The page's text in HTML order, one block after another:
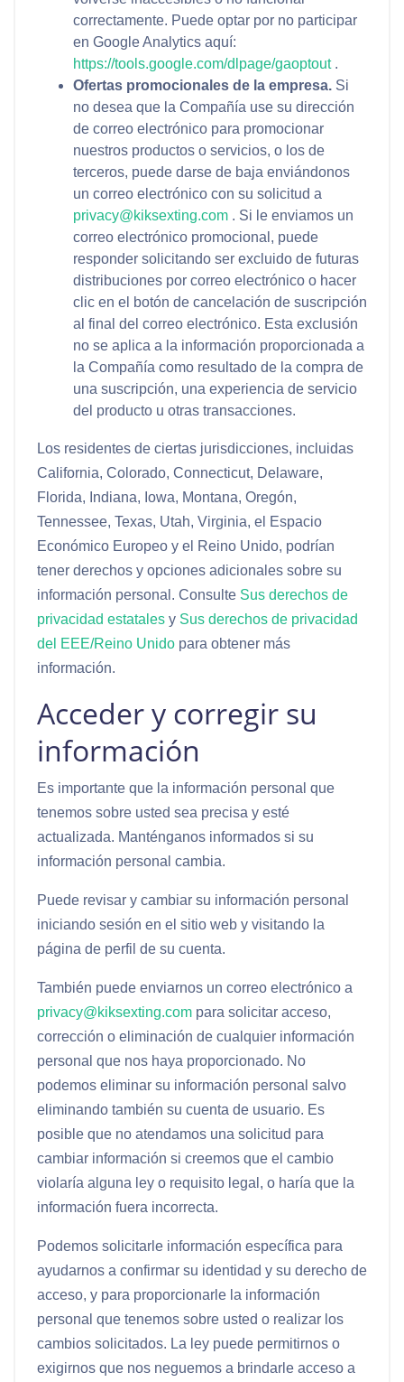
correctamente. Puede optar por no participar
en Google Analytics aquí:
https://tools.google.com/dlpage/gaoptout .
Ofertas promocionales de la empresa.Si
no desea que la Compañía use su dirección
de correo electrónico para promocionar
nuestros productos o servicios, o los de
terceros, puede darse de baja enviándonos
un correo electrónico con su solicitud a
privacy@kiksexting.com . Si le enviamos un
correo electrónico promocional, puede
responder solicitando ser excluido de futuras
distribuciones por correo electrónico o hacer
clic en el botón de cancelación de suscripción
al final del correo electrónico. Esta exclusión
no se aplica a la información proporcionada a
la Compañía como resultado de la compra de
una suscripción, una experiencia de servicio
del producto u otras transacciones.
Los residentes de ciertas jurisdicciones, incluidas
California, Colorado, Connecticut, Delaware,
Florida, Indiana, Iowa, Montana, Oregón,
Tennessee, Texas, Utah, Virginia, el Espacio
Económico Europeo y el Reino Unido, podrían
tener derechos y opciones adicionales sobre su
información personal. Consulte Sus derechos de
privacidad estatales y Sus derechos de privacidad
del EEE/Reino Unido para obtener más
información.
Acceder y corregir su
información
Es importante que la información personal que
tenemos sobre usted sea precisa y esté
actualizada. Manténganos informados si su
información personal cambia.
Puede revisar y cambiar su información personal
iniciando sesión en el sitio web y visitando la
página de perfil de su cuenta.
También puede enviarnos un correo electrónico a
privacy@kiksexting.com para solicitar acceso,
corrección o eliminación de cualquier información
personal que nos haya proporcionado. No
podemos eliminar su información personal salvo
eliminando también su cuenta de usuario. Es
posible que no atendamos una solicitud para
cambiar información si creemos que el cambio
violaría alguna ley o requisito legal, o haría que la
información fuera incorrecta.
Podemos solicitarle información específica para
ayudarnos a confirmar su identidad y su derecho de
acceso, y para proporcionarle la información
personal que tenemos sobre usted o realizar los
cambios solicitados. La ley puede permitirnos o
exigirnos que nos neguemos a brindarle acceso a